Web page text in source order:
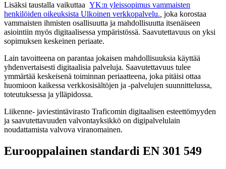
Lisäksi taustalla vaikuttaa YK:n yleissopimus vammaisten
henkilöiden oikeuksista Ulkoinen verkkopalvelu. joka korostaa
vammaisten ihmisten osallisuutta ja mahdollisuutta itsenäiseen
asiointiin myös digitaalisessa ympäristössä. Saavutettavuus on yksi
sopimuksen keskeinen periaate.
Lain tavoitteena on parantaa jokaisen mahdollisuuksia käyttää
yhdenvertaisesti digitaalisia palveluja. Saavutettavuus tulee
ymmärtää keskeisenä toiminnan periaatteena, joka pitäisi ottaa
huomioon kaikessa verkkosisältöjen ja -palvelujen suunnittelussa,
toteutuksessa ja ylläpidossa.
Liikenne- javiestintävirasto Traficomin digitaalisen esteettömyyden
ja saavutettavuuden valvontayksikkö on digipalvelulain
noudattamista valvova viranomainen.
Eurooppalainen standardi EN 301 549